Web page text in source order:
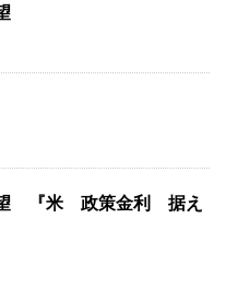
『米 政策金利 据え